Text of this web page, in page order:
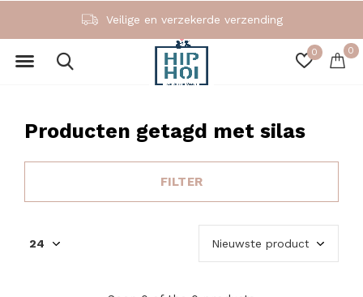
0 0
Veilige en verzekerde verzending
Producten getagd met silas
FILTER